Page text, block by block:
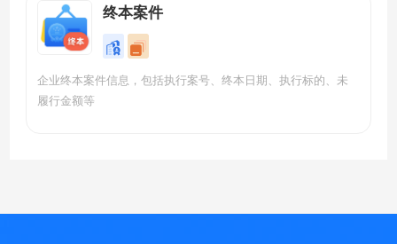
终本案件
企业终本案件信息，包括执行案号、终本日期、执行标的、未
履行金额等